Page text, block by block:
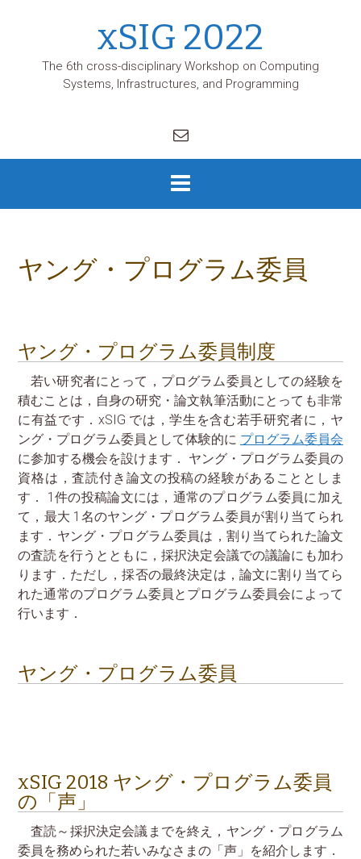
xSIG 2022
The 6th cross-disciplinary Workshop on Computing
Systems, Infrastructures, and Programming
ヤング・プログラム委員
ヤング・プログラム委員制度
若い研究者にとって，プログラム委員としての経験を
積むことは，自身の研究・論文執筆活動にとっても非常
に有益です．xSIG では，学生を含む若手研究者に，ヤ
ング・プログラム委員として体験的に プログラム委員会
に参加する機会を設けます． ヤング・プログラム委員の
資格は，査読付き論文の投稿の経験があることとしま
す． 1件の投稿論文には，通常のプログラム委員に加え
て，最大 1名のヤング・プログラム委員が割り当てられ
ます．ヤング・プログラム委員は，割り当てられた論文
の査読を行うとともに，採択決定会議での議論にも加わ
ります．ただし，採否の最終決定は，論文に割り当てら
れた通常のプログラム委員とプログラム委員会によって
行います．
ヤング・プログラム委員
xSIG 2018 ヤング・プログラム委員
の「声」
査読～採択決定会議までを終え，ヤング・プログラム
委員を務められた若いみなさまの「声」を紹介します．